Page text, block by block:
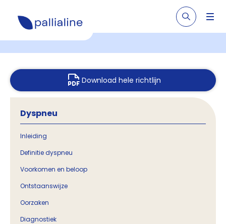
Download hele richtlijn
Dyspneu
Inleiding
Definitie dyspneu
Voorkomen en beloop
Ontstaanswijze
Oorzaken
Diagnostiek